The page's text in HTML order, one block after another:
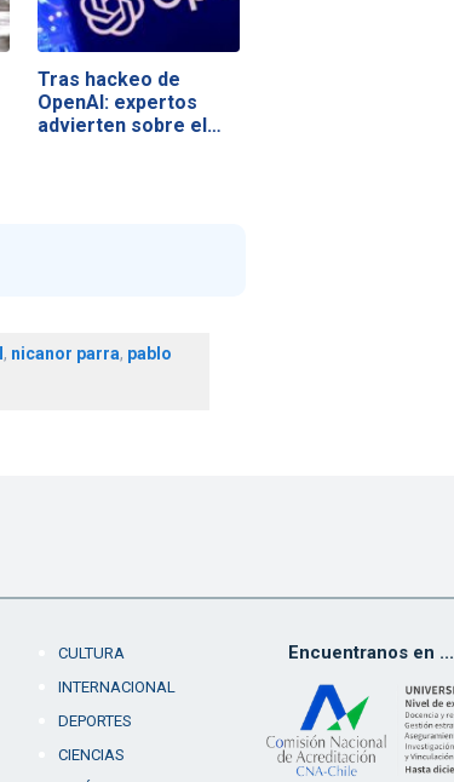
Tras hackeo de
OpenAI: expertos
advierten sobre el…
, nicanor parra, pablo
CULTURA
INTERNACIONAL
DEPORTES
CIENCIAS
Encuentranos en ...